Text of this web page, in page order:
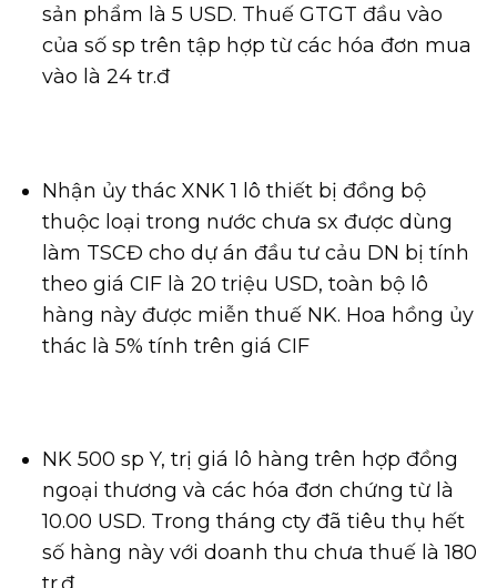
sản phẩm là 5 USD. Thuế GTGT đầu vào
của số sp trên tập hợp từ các hóa đơn mua
vào là 24 tr.đ
Nhận ủy thác XNK 1 lô thiết bị đồng bộ
thuộc loại trong nước chưa sx được dùng
làm TSCĐ cho dự án đầu tư cảu DN bị tính
theo giá CIF là 20 triệu USD, toàn bộ lô
hàng này được miễn thuế NK. Hoa hồng ủy
thác là 5% tính trên giá CIF
NK 500 sp Y, trị giá lô hàng trên hợp đồng
ngoại thương và các hóa đơn chứng từ là
10.00 USD. Trong tháng cty đã tiêu thụ hết
số hàng này với doanh thu chưa thuế là 180